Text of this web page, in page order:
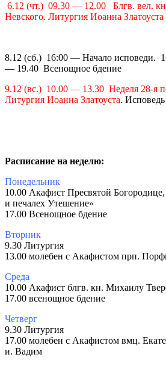
6.12 (чт.) 09.30 — 12.00 Блгв. вел.
Невского. Литургия Иоанна Златоуста
8.12 (сб.) 16:00 — Начало исповеди.
— 19.40 Всенощное бдение
9.12 (вс.) 10.00 — 13.30 Неделя 28-я
Литургия Иоанна Златоуста.
Расписание на неделю:
Понедельник
10.00 Акафист Пресвятой
и печалех Утешение»
17.00 Всенощное бдение
Вторник
9.30 Литургия
13.00 молебен с Акафистом прп.
Среда
10.00 Акафист блгв. кн. Михаилу
17.00 всенощное бдение
Четверг
9.30 Литургия
17.00 молебен с Акафистом вмц.
и. Вадим